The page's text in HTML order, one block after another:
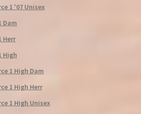
1 '07 Unisex
Dam
Herr
High
1 High Dam
1 High Herr
1 High Unisex